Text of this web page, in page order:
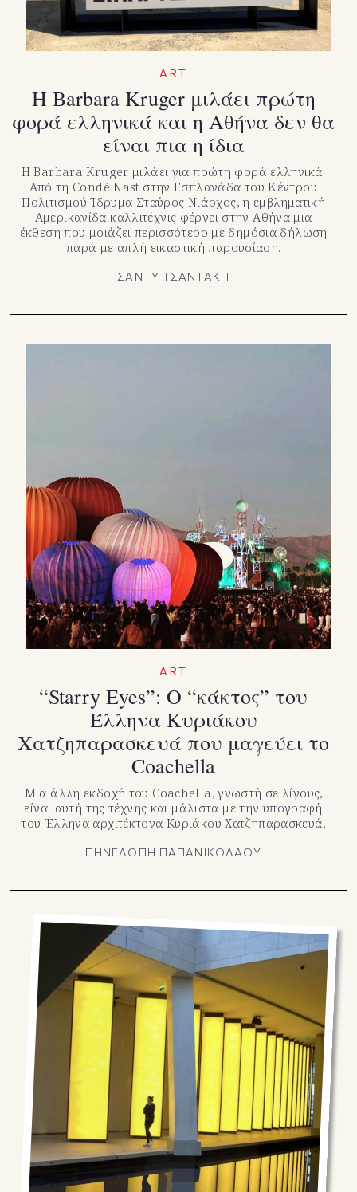
ART
H Barbara Kruger μιλάει πρώτη
φορά ελληνικά και η Αθήνα δεν θα
είναι πια η ίδια
Η Barbara Kruger μιλάει για πρώτη φορά ελληνικά.
Από τη Condé Nast στην Εσπλανάδα του Κέντρου
Πολιτισμού Ίδρυμα Σταύρος Νιάρχος, η εμβληματική
Αμερικανίδα καλλιτέχνις φέρνει στην Αθήνα μια
έκθεση που μοιάζει περισσότερο με δημόσια δήλωση
παρά με απλή εικαστική παρουσίαση.
ΣΑΝΤΥ ΤΣΑΝΤΑΚΗ
ART
“Starry Eyes”: Ο “κάκτος” του
Έλληνα Κυριάκου
Χατζηπαρασκευά που μαγεύει το
Coachella
Μια άλλη εκδοχή του Coachella, γνωστή σε λίγους,
είναι αυτή της τέχνης και μάλιστα με την υπογραφή
του Έλληνα αρχιτέκτονα Κυριάκου Χατζηπαρασκευά.
ΠΗΝΕΛΟΠΗ ΠΑΠΑΝΙΚΟΛΑΟΥ